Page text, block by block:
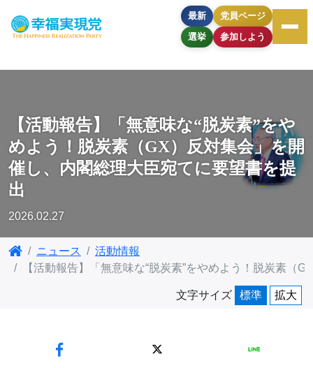
最新
選挙
党員ページ
参加しよう
【活動報告】「無意味な“脱炭素”をや
めよう！脱炭素（GX）反対集会」を開
催し、内閣総理大臣宛てに要望書を提
出
2026.02.27
ニュース
活動情報
【活動報告】「無意味な“脱炭素”をやめよう！脱炭素（
文字サイズ 標準 拡大